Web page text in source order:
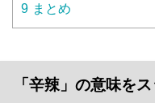
9 まとめ
「辛辣」の意味を